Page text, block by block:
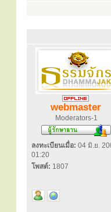
webmaster
Moderators-1
ลงทะเบียนเมื่อ: 04 มิ.ย.
01:20
โพสต์: 1807